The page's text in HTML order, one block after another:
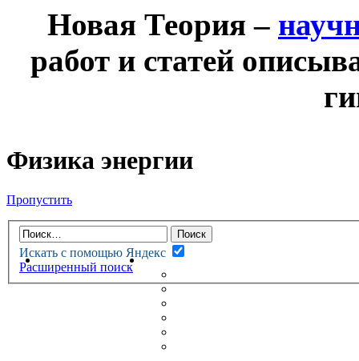
Новая Теория –
работ и статей
Физика энергии
Пропустить
Искать с помощью Яндекс
Расширенный поиск
НОВАЯ ТЕОРИЯФОРУМ
НЕПРОЧИТАННЫЕ